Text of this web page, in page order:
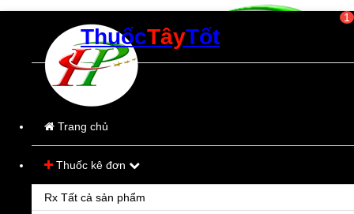
Thời gian làm việc:
ThuốcTâyTốt
Trang chủ
Thuốc kê đơn
Rx Tất cả sản phẩm
1